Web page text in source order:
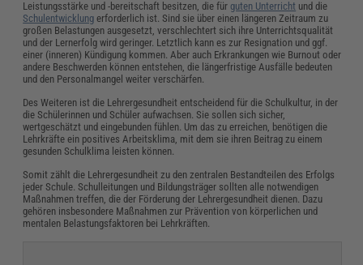
Leistungsstärke und -bereitschaft besitzen, die fürguten Unterricht und die
Schulentwicklung erforderlich ist. Sind sie über einen längeren Zeitraum zu
großen Belastungen ausgesetzt, verschlechtert sich ihre Unterrichtsqualität
und der Lernerfolg wird geringer. Letztlich kann es zur Resignation und ggf.
einer (inneren) Kündigung kommen. Aber auch Erkrankungen wie Burnout oder
andere Beschwerden können entstehen, die längerfristige Ausfälle bedeuten
und den Personalmangel weiter verschärfen.
Des Weiteren ist die Lehrergesundheit entscheidend für die Schulkultur, in der
die Schülerinnen und Schüler aufwachsen. Sie sollen sich sicher,
wertgeschätzt und eingebunden fühlen. Um das zu erreichen, benötigen die
Lehrkräfte ein positives Arbeitsklima, mit dem sie ihren Beitrag zu einem
gesunden Schulklima leisten können.
Somit zählt die Lehrergesundheit zu den zentralen Bestandteilen des Erfolgs
jeder Schule. Schulleitungen und Bildungsträger sollten alle notwendigen
Maßnahmen treffen, die der Förderung der Lehrergesundheit dienen. Dazu
gehören insbesondere Maßnahmen zur Prävention von körperlichen und
mentalen Belastungsfaktoren bei Lehrkräften.